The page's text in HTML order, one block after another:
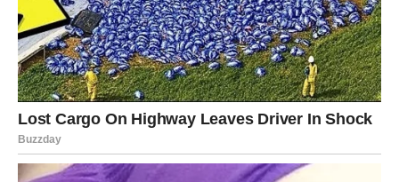
ne pada sa jaja. Uradite to sa svakim jajetom posebno, ako ne
želite nikakav uzorak na jajetu možete ga umetnuti direktno u
lukovicu. Kao što smo već spomenuli, jaja prije kuhanja
moraju biti na sobnoj temperaturi, a u vodu se doda kašika
sirćeta i soli. U vodu dodajte luk i pripremljena jaja i kuvajte
desetak minuta.
Naravno, što više sijalica stavite, to će boja biti intenzivnija.
Ako se odlučite za ovu tehniku, vrijeme je da svoju djevojčicu